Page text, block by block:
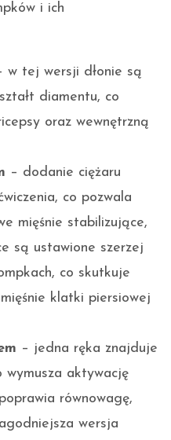
i ich
w tej wersji dłonie są
diamentu, co
oraz wewnętrzną
– dodanie ciężaru
co pozwala
mięśnie stabilizujące,
są ustawione szerzej
co skutkuje
klatki piersiowej
– jedna ręka znajduje
aktywację
równowagę,
wersja